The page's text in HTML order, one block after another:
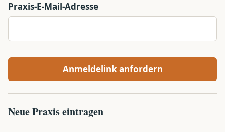
Praxis-E-Mail-Adresse
Anmeldelink anfordern
Neue Praxis eintragen